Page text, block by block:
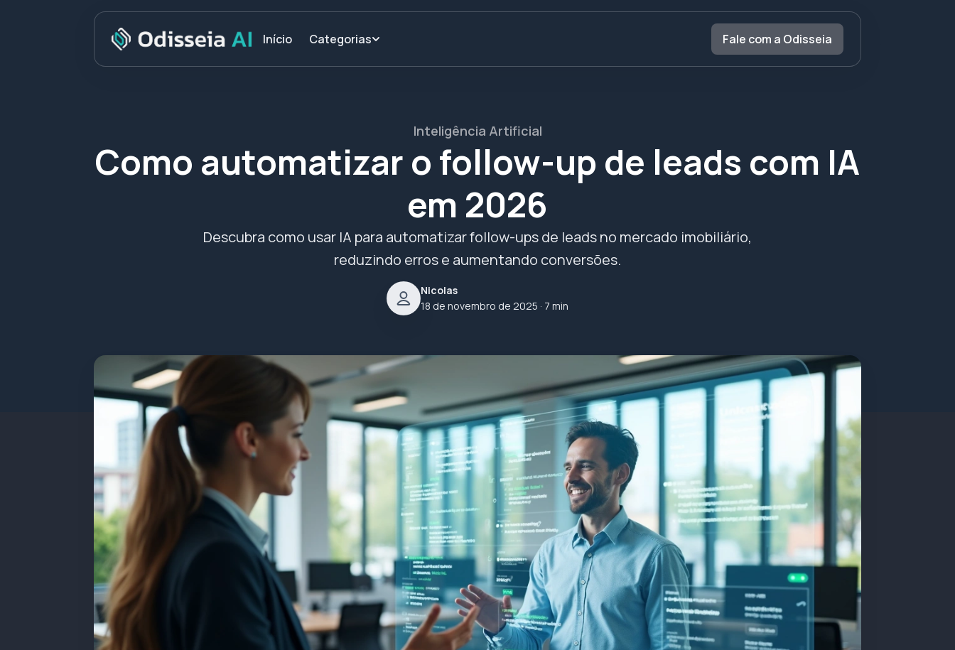
Início Categorias Fale com a Odisseia
Inteligência Artificial
Como automatizar o follow-up de leads com IA
em 2026
Descubra como usar IA para automatizar follow-ups de leads no mercado imobiliário,
reduzindo erros e aumentando conversões.
Nicolas
18 de novembro de 2025 · 7 min